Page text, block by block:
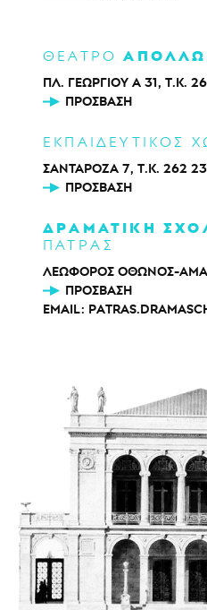
ΘΕΑΤΡΟ
ΠΛ. ΓΕΩΡΓΙΟΥ Α 31, Τ.Κ.
ΠΡΌΣΒΑΣΗ
ΕΚΠΑΙΔΕΥΤΙΚΟΣ
ΣΑΝΤΑΡΟΖΑ 7, Τ.Κ. 262
ΠΡΌΣΒΑΣΗ
ΔΡΑΜΑΤΙΚΗ
ΠΑΤΡΑΣ
ΛΕΩΦΟΡΟΣ ΟΘΩΝΟΣ-
ΠΡΌΣΒΑΣΗ
EMAIL: